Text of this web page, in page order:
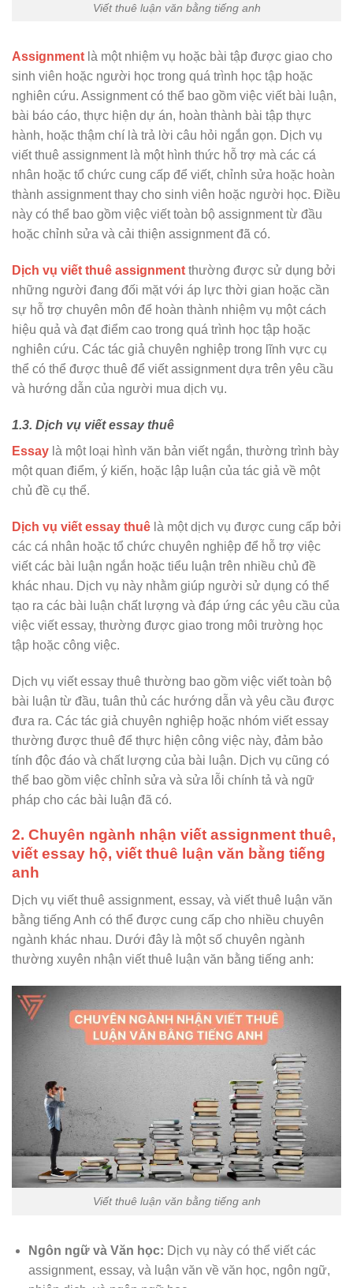
Viết thuê luận văn bằng tiếng anh
Assignment là một nhiệm vụ hoặc bài tập được giao cho
sinh viên hoặc người học trong quá trình học tập hoặc
nghiên cứu. Assignment có thể bao gồm việc viết bài luận,
bài báo cáo, thực hiện dự án, hoàn thành bài tập thực
hành, hoặc thậm chí là trả lời câu hỏi ngắn gọn. Dịch vụ
viết thuê assignment là một hình thức hỗ trợ mà các cá
nhân hoặc tổ chức cung cấp để viết, chỉnh sửa hoặc hoàn
thành assignment thay cho sinh viên hoặc người học. Điều
này có thể bao gồm việc viết toàn bộ assignment từ đầu
hoặc chỉnh sửa và cải thiện assignment đã có.
Dịch vụ viết thuê assignment thường được sử dụng bởi
những người đang đối mặt với áp lực thời gian hoặc cần
sự hỗ trợ chuyên môn để hoàn thành nhiệm vụ một cách
hiệu quả và đạt điểm cao trong quá trình học tập hoặc
nghiên cứu. Các tác giả chuyên nghiệp trong lĩnh vực cụ
thể có thể được thuê để viết assignment dựa trên yêu cầu
và hướng dẫn của người mua dịch vụ.
1.3. Dịch vụ viết essay thuê
Essay là một loại hình văn bản viết ngắn, thường trình bày
một quan điểm, ý kiến, hoặc lập luận của tác giả về một
chủ đề cụ thể.
Dịch vụ viết essay thuê là một dịch vụ được cung cấp bởi
các cá nhân hoặc tổ chức chuyên nghiệp để hỗ trợ việc
viết các bài luận ngắn hoặc tiểu luận trên nhiều chủ đề
khác nhau. Dịch vụ này nhằm giúp người sử dụng có thể
tạo ra các bài luận chất lượng và đáp ứng các yêu cầu của
việc viết essay, thường được giao trong môi trường học
tập hoặc công việc.
Dịch vụ viết essay thuê thường bao gồm việc viết toàn bộ
bài luận từ đầu, tuân thủ các hướng dẫn và yêu cầu được
đưa ra. Các tác giả chuyên nghiệp hoặc nhóm viết essay
thường được thuê để thực hiện công việc này, đảm bảo
tính độc đáo và chất lượng của bài luận. Dịch vụ cũng có
thể bao gồm việc chỉnh sửa và sửa lỗi chính tả và ngữ
pháp cho các bài luận đã có.
2. Chuyên ngành nhận viết assignment thuê,
viết essay hộ, viết thuê luận văn bằng tiếng
anh
Dịch vụ viết thuê assignment, essay, và viết thuê luận văn
bằng tiếng Anh có thể được cung cấp cho nhiều chuyên
ngành khác nhau. Dưới đây là một số chuyên ngành
thường xuyên nhận viết thuê luận văn bằng tiếng anh:
Viết thuê luận văn bằng tiếng anh
Ngôn ngữ và Văn học: Dịch vụ này có thể viết các
assignment, essay, và luận văn về văn học, ngôn ngữ,